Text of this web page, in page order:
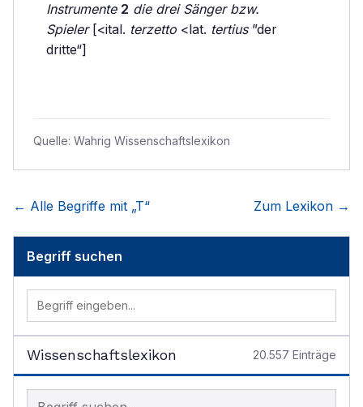
Instrumente 2 die drei Sänger bzw.
Spieler[<ital. terzetto <lat. tertius”der
dritte“]
Quelle: Wahrig Wissenschaftslexikon
← Alle Begriffe mit „T“ Zum Lexikon →
Begriff suchen
Wissenschaftslexikon 20.557 Einträge
Begriff im Lexikon suchen